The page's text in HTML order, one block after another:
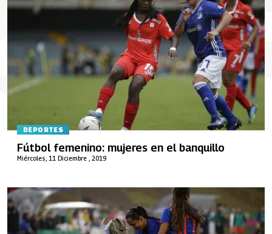
DEPORTES
Miércoles, 11 Diciembre , 2019
Fútbol femenino: mujeres en el banquillo